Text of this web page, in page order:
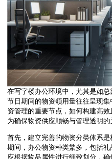
在写字楼办公环境中，尤其是如总
节日期间的物资领用量往往呈现
资管理的重要节点，如何构建高
为确保物资供应顺畅与管理透明的
首先，建立完善的物资分类体系
期间，办公物资种类繁多，包括
应根据物品属性进行细致划分，